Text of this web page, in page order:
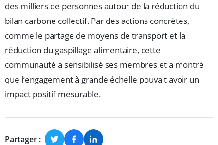
des milliers de personnes autour de la réduction du
bilan carbone collectif. Par des actions concrètes,
comme le partage de moyens de transport et la
réduction du gaspillage alimentaire, cette
communauté a sensibilisé ses membres et a montré
que l’engagement à grande échelle pouvait avoir un
impact positif mesurable.
Partager :